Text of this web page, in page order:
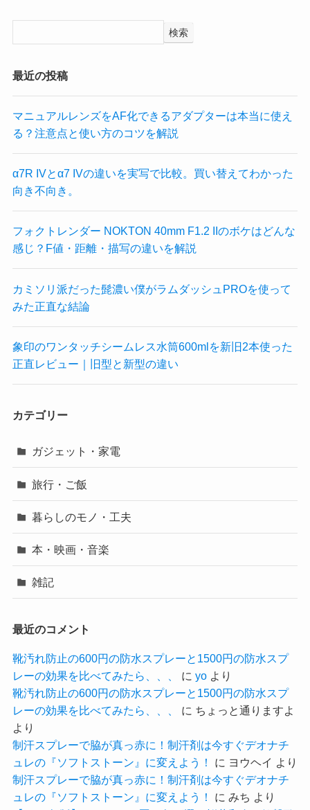
検索
最近の投稿
マニュアルレンズをAF化できるアダプターは本当に使え
る？注意点と使い方のコツを解説
α7R IVとα7 IVの違いを実写で比較。買い替えてわかった
向き不向き。
フォクトレンダー NOKTON 40mm F1.2 IIのボケはどんな
感じ？F値・距離・描写の違いを解説
カミソリ派だった髭濃い僕がラムダッシュPROを使って
みた正直な結論
象印のワンタッチシームレス水筒600mlを新旧2本使った
正直レビュー｜旧型と新型の違い
カテゴリー
ガジェット・家電
旅行・ご飯
暮らしのモノ・工夫
本・映画・音楽
雑記
最近のコメント
靴汚れ防止の600円の防水スプレーと1500円の防水スプ
レーの効果を比べてみたら、、、
に yoより
靴汚れ防止の600円の防水スプレーと1500円の防水スプ
レーの効果を比べてみたら、、、
に ちょっと通りますよ
より
制汗スプレーで脇が真っ赤に！制汗剤は今すぐデオナチ
ュレの『ソフトストーン』に変えよう！
に ヨウヘイ
より
制汗スプレーで脇が真っ赤に！制汗剤は今すぐデオナチ
ュレの『ソフトストーン』に変えよう！
に みち より